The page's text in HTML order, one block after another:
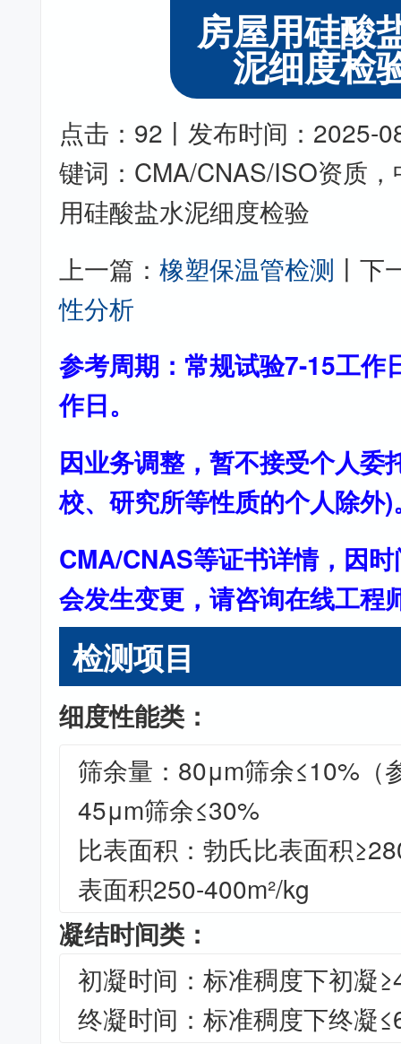
房屋用硅酸
泥细度检
点击：92丨发布时间：2025-
键词：CMA/CNAS/ISO资质
用硅酸盐水泥细度检验
上一篇：橡塑保温管检测 丨下
性分析
参考周期：常规试验7-15工作
作日。
因业务调整，暂不接受个人委
校、研究所等性质的个人除外)
CMA/CNAS等证书详情，因
会发生变更，请咨询在线工程
检测项目
细度性能类：
筛余量：80μm筛余≤10%（
45μm筛余≤30%
比表面积：勃氏比表面积
表面积250-400m²/kg
凝结时间类：
初凝时间：标准稠度下初凝
终凝时间：标准稠度下终凝